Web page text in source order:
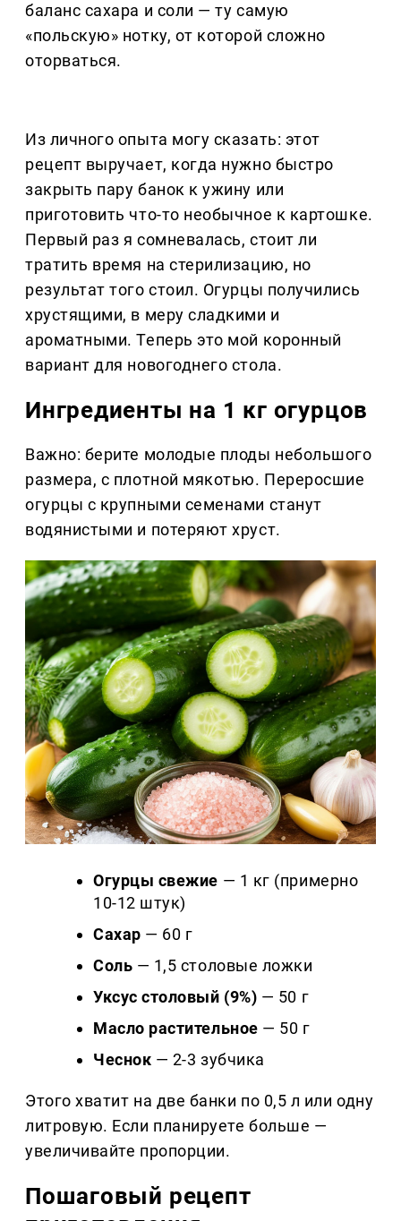
баланс сахара и соли — ту самую
«польскую» нотку, от которой сложно
оторваться.
Из личного опыта могу сказать: этот
рецепт выручает, когда нужно быстро
закрыть пару банок к ужину или
приготовить что-то необычное к картошке.
Первый раз я сомневалась, стоит ли
тратить время на стерилизацию, но
результат того стоил. Огурцы получились
хрустящими, в меру сладкими и
ароматными. Теперь это мой коронный
вариант для новогоднего стола.
Ингредиенты на 1 кг огурцов
Важно: берите молодые плоды небольшого
размера, с плотной мякотью. Переросшие
огурцы с крупными семенами станут
водянистыми и потеряют хруст.
Огурцы свежие — 1 кг (примерно
10-12 штук)
Сахар — 60 г
Соль — 1,5 столовые ложки
Уксус столовый (9%) — 50 г
Масло растительное — 50 г
Чеснок — 2-3 зубчика
Этого хватит на две банки по 0,5 л или одну
литровую. Если планируете больше —
увеличивайте пропорции.
Пошаговый рецепт